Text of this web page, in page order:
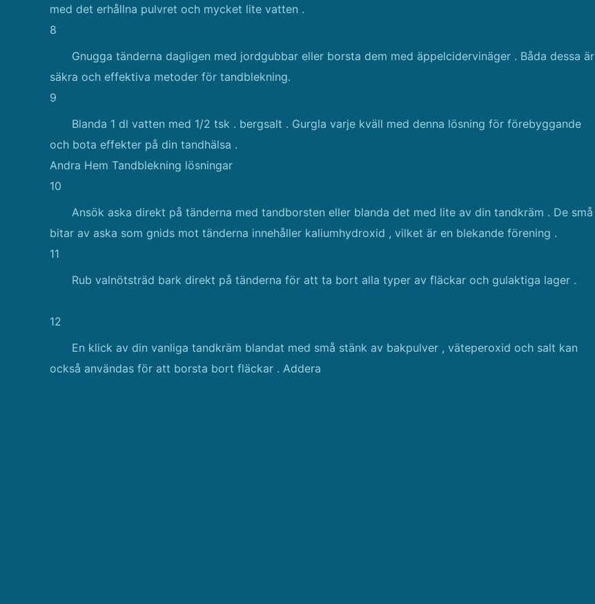
med det erhållna pulvret och mycket lite vatten .
8
Gnugga tänderna dagligen med jordgubbar eller borsta dem med äppelcidervinäger . Båda dessa är
säkra och effektiva metoder för tandblekning.
9
Blanda 1 dl vatten med 1/2 tsk . bergsalt . Gurgla varje kväll med denna lösning för förebyggande
och bota effekter på din tandhälsa .
Andra Hem Tandblekning lösningar
10
Ansök aska direkt på tänderna med tandborsten eller blanda det med lite av din tandkräm . De små
bitar av aska som gnids mot tänderna innehåller kaliumhydroxid , vilket är en blekande förening .
11
Rub valnötsträd bark direkt på tänderna för att ta bort alla typer av fläckar och gulaktiga lager .
12
En klick av din vanliga tandkräm blandat med små stänk av bakpulver , väteperoxid och salt kan
också användas för att borsta bort fläckar . Addera